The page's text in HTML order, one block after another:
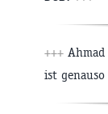
+++
ist